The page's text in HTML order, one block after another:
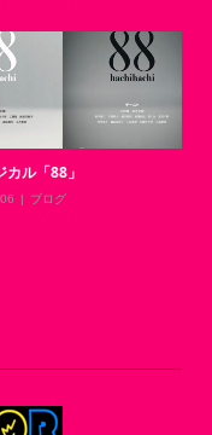
AOI Pro.コント公演『混頓